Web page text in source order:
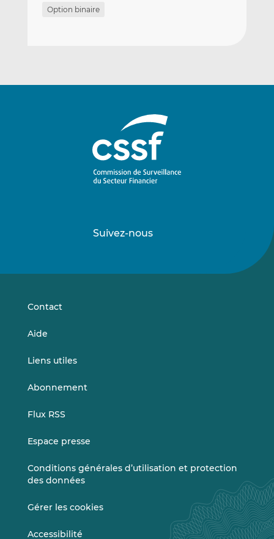
Option binaire
Suivez-nous
sursur
Contact
Aide
Liens utiles
Abonnement
Flux RSS
Espace presse
Conditions générales d’utilisation et protection
des données
Gérer les cookies
Accessibilité